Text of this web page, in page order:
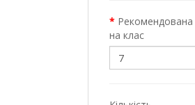
Рекомендована
на клас